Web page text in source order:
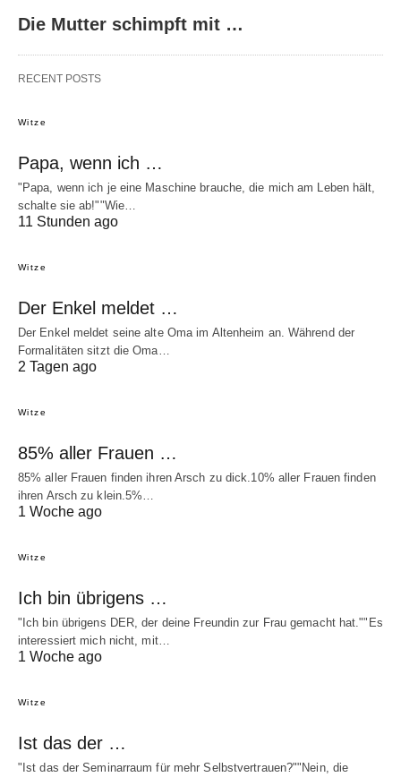
Die Mutter schimpft mit …
RECENT POSTS
Witze
Papa, wenn ich …
"Papa, wenn ich je eine Maschine brauche, die mich am Leben hält,
schalte sie ab!""Wie…
11 Stunden ago
Witze
Der Enkel meldet …
Der Enkel meldet seine alte Oma im Altenheim an. Während der
Formalitäten sitzt die Oma…
2 Tagen ago
Witze
85% aller Frauen …
85% aller Frauen finden ihren Arsch zu dick.10% aller Frauen finden
ihren Arsch zu klein.5%…
1 Woche ago
Witze
Ich bin übrigens …
"Ich bin übrigens DER, der deine Freundin zur Frau gemacht hat.""Es
interessiert mich nicht, mit…
1 Woche ago
Witze
Ist das der …
"Ist das der Seminarraum für mehr Selbstvertrauen?""Nein, die